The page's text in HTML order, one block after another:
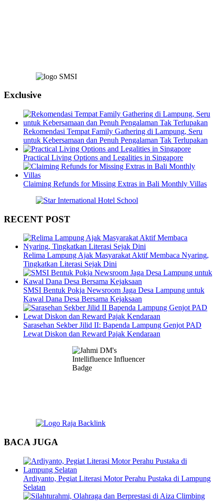
Exclusive
Rekomendasi Tempat Family Gathering di Lampung, Seru
untuk Kebersamaan dan Penuh Pengalaman Tak Terlupakan
Practical Living Options and Legalities in Singapore
Claiming Refunds for Missing Extras in Bali Monthly Villas
RECENT POST
Relima Lampung Ajak Masyarakat Aktif Membaca Nyaring,
Tingkatkan Literasi Sejak Dini
SMSI Bentuk Pokja Newsroom Jaga Desa Lampung untuk
Kawal Dana Desa Bersama Kejaksaan
Sarasehan Sekber Jilid II: Bapenda Lampung Genjot PAD
Lewat Diskon dan Reward Pajak Kendaraan
BACA JUGA
Ardiyanto, Pegiat Literasi Motor Perahu Pustaka di Lampung
Selatan